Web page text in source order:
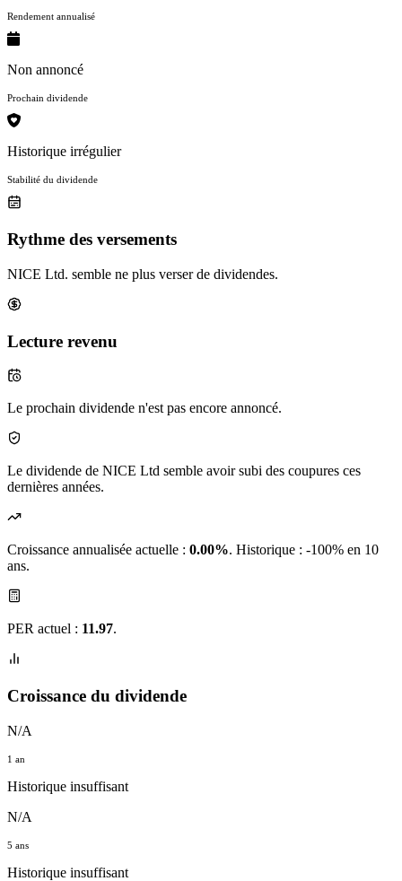
Rendement annualisé
Non annoncé
Prochain dividende
Historique irrégulier
Stabilité du dividende
Rythme des versements
NICE Ltd. semble ne plus verser de dividendes.
Lecture revenu
Le prochain dividende n'est pas encore annoncé.
Le dividende de NICE Ltd semble avoir subi des coupures ces
dernières années.
Croissance annualisée actuelle : 0.00%. Historique : -100% en 10
ans.
PER actuel : 11.97.
Croissance du dividende
N/A
1 an
Historique insuffisant
N/A
5 ans
Historique insuffisant